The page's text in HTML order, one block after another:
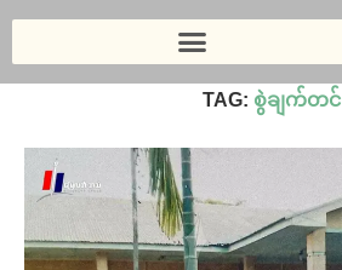
TAG: စွဲချက်တင်